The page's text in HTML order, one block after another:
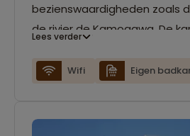
bezienswaardigheden zoals
de rivier de Kamogawa. De
airconditioning, een
vervoer Kyoto’s cultuur,
Lees verder
Wifi Eigen